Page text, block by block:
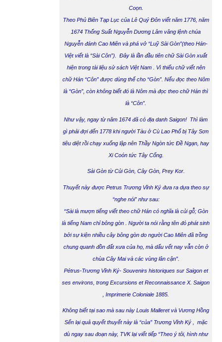
Coọn.
Theo Phủ Biên Tạp Lục của Lê Quý Đôn viết năm 1776, năm
1674 Thống Suất Nguyễn Dương Lâm vâng lệnh chúa
Nguyễn đánh Cao Miên và phá vở “Luỹ Sài Gòn”(theo Hán-
Việt viết là “Sài Côn”). Đây là lần đầu tiên chữ Sài Gòn xuất
hiện trong tài liệu sử sách Việt Nam . Vì thiếu chữ viết nên
chữ Hán “Côn” được dùng thế cho “Gòn”. Nếu đọc theo Nôm
là “Gòn”, còn không biết đó là Nôm mà đọc theo chữ Hán thì
là “Côn”.
Như vậy, ngay từ năm 1674 đã có địa danh Saigon! Thì làm
gì phải đợi đến 1778 khi người Tàu ở Cù Lao Phố bị Tây Sơn
tiêu diệt rồi chạy xuống lập nên Thầy Ngòn tức Đề Ngạn, hay
Xi Coón tức Tây Cổng.
Sài Gòn từ Củi Gòn, Cây Gòn, Prey Kor.
Thuyết này được Petrus Trương Vĩnh Ký đưa ra dựa theo sự
“nghe nói” như sau:
“Sài là mượn tiếng viết theo chữ Hán có nghĩa là củi gỗ; Gòn
là tiếng Nam chỉbông gòn . Người ta nói rằng tên đó phát sinh
bởi sự kiện nhiều cây bông gòn do người Cao Miên đã trồng
chung quanh đồn đất xưa của họ, mà dấu vết nay vẫn còn ở
chùa Cây Mai và các vùng lân cận”.
Pétrus-Trương Vĩnh Ký- Souvenirs historiques sur Saigon et
ses environs, trong Excursions et Reconnaissance X. Saigon
, Imprimerie Coloniale 1885.
Không biết tại sao mà sau này Louis Malleret và Vương Hồng
Sển lại quả quyết thuyết này là “của” Trương Vĩnh Ký , mặc
dù ngay sau đoạn này, TVK lại viết tiếp “Theo ý tôi, hình như